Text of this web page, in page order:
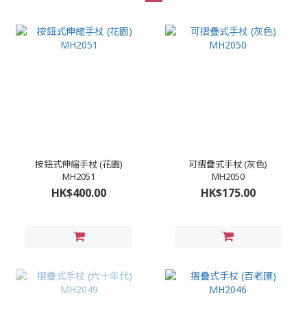
按鈕式伸縮手杖 (花園)
MH2051
HK$400.00
可摺疊式手杖 (灰色)
MH2050
HK$175.00